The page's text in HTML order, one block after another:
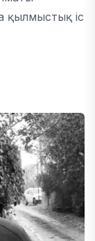
қылмыстық іс